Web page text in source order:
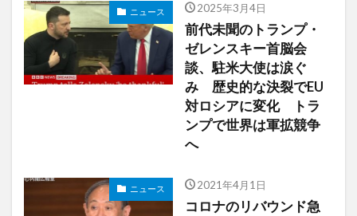
ニュース 2025年3月4日
前代未聞のトランプ・
ゼレンスキー首脳会
談、駐米大使は涙ぐ
み 歴史的な決裂でEU
対ロシアに変化 トラ
ンプで世界は軍拡競争
へ
ニュース 2021年4月1日
コロナのリバウンド急